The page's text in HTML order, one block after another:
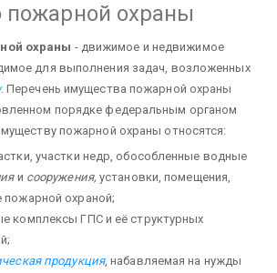
охраны
охраны - движимое и недвижимое
для выполнения задач, возложенных
. Перечень имущества пожарной охраны
порядке федеральным органом
пожарной охраны относятся:
участки недр, обособленные водные
и сооружения, установки, помещения,
пожарной охраной;
комплексы ГПС и её структурных
продукция, набавляемая на нужды